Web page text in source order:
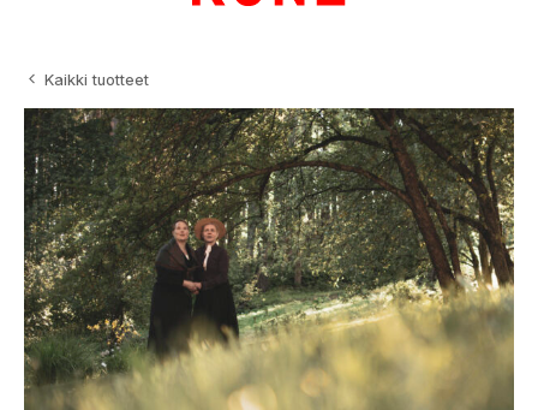
Kaikki tuotteet